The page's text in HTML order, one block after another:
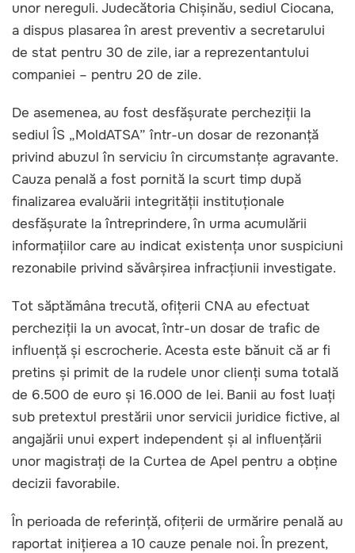
unor nereguli. Judecătoria Chișinău, sediul Ciocana,
a dispus plasarea în arest preventiv a secretarului
de stat pentru 30 de zile, iar a reprezentantului
companiei – pentru 20 de zile.
De asemenea, au fost desfășurate percheziții la
sediul ÎS „MoldATSA” într-un dosar de rezonanță
privind abuzul în serviciu în circumstanțe agravante.
Cauza penală a fost pornită la scurt timp după
finalizarea evaluării integrității instituționale
desfășurate la întreprindere, în urma acumulării
informațiilor care au indicat existența unor suspiciuni
rezonabile privind săvârșirea infracțiunii investigate.
Tot săptămâna trecută, ofițerii CNA au efectuat
percheziții la un avocat, într-un dosar de trafic de
influență și escrocherie. Acesta este bănuit că ar fi
pretins și primit de la rudele unor clienți suma totală
de 6.500 de euro și 16.000 de lei. Banii au fost luați
sub pretextul prestării unor servicii juridice fictive, al
angajării unui expert independent și al influențării
unor magistrați de la Curtea de Apel pentru a obține
decizii favorabile.
În perioada de referință, ofițerii de urmărire penală au
raportat inițierea a 10 cauze penale noi. În prezent,